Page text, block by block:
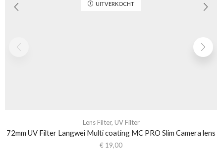
UITVERKOCHT
Lens Filter, UV Filter
72mm UV Filter Langwei Multi coating MC PRO Slim Camera lens
€ 19,00